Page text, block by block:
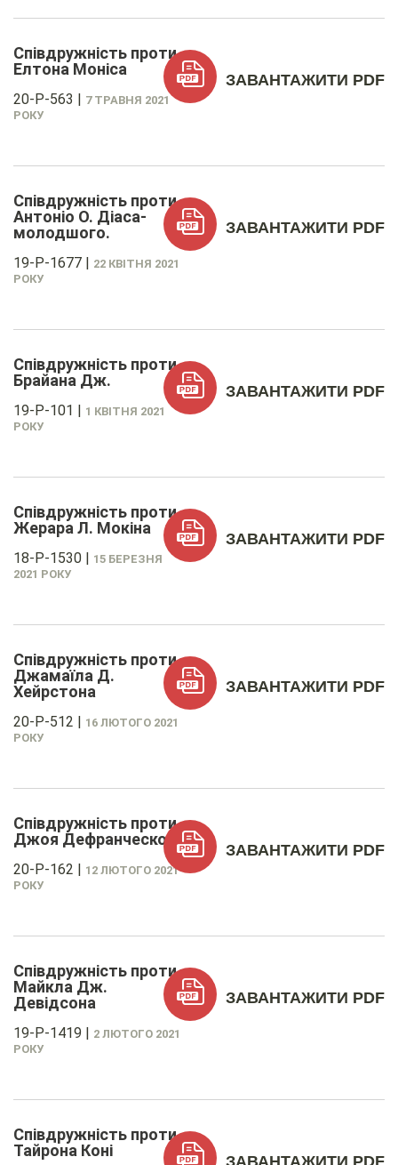
Співдружність проти
Елтона Моніса
20-P-563 | 7 ТРАВНЯ 2021
РОКУ
ЗАВАНТАЖИТИ PDF
Співдружність проти
Антоніо О. Діаса-
молодшого.
19-P-1677 | 22 КВІТНЯ 2021
РОКУ
ЗАВАНТАЖИТИ PDF
Співдружність проти
Брайана Дж.
19-P-101 | 1 КВІТНЯ 2021
РОКУ
ЗАВАНТАЖИТИ PDF
Співдружність проти
Жерара Л. Мокіна
18-P-1530 | 15 БЕРЕЗНЯ
2021 РОКУ
ЗАВАНТАЖИТИ PDF
Співдружність проти
Джамаїла Д.
Хейрстона
20-P-512 | 16 ЛЮТОГО 2021
РОКУ
ЗАВАНТАЖИТИ PDF
Співдружність проти
Джоя Дефранческо
20-P-162 | 12 ЛЮТОГО 2021
РОКУ
ЗАВАНТАЖИТИ PDF
Співдружність проти
Майкла Дж.
Девідсона
19-P-1419 | 2 ЛЮТОГО 2021
РОКУ
ЗАВАНТАЖИТИ PDF
Співдружність проти
Тайрона Коні
ЗАВАНТАЖИТИ PDF